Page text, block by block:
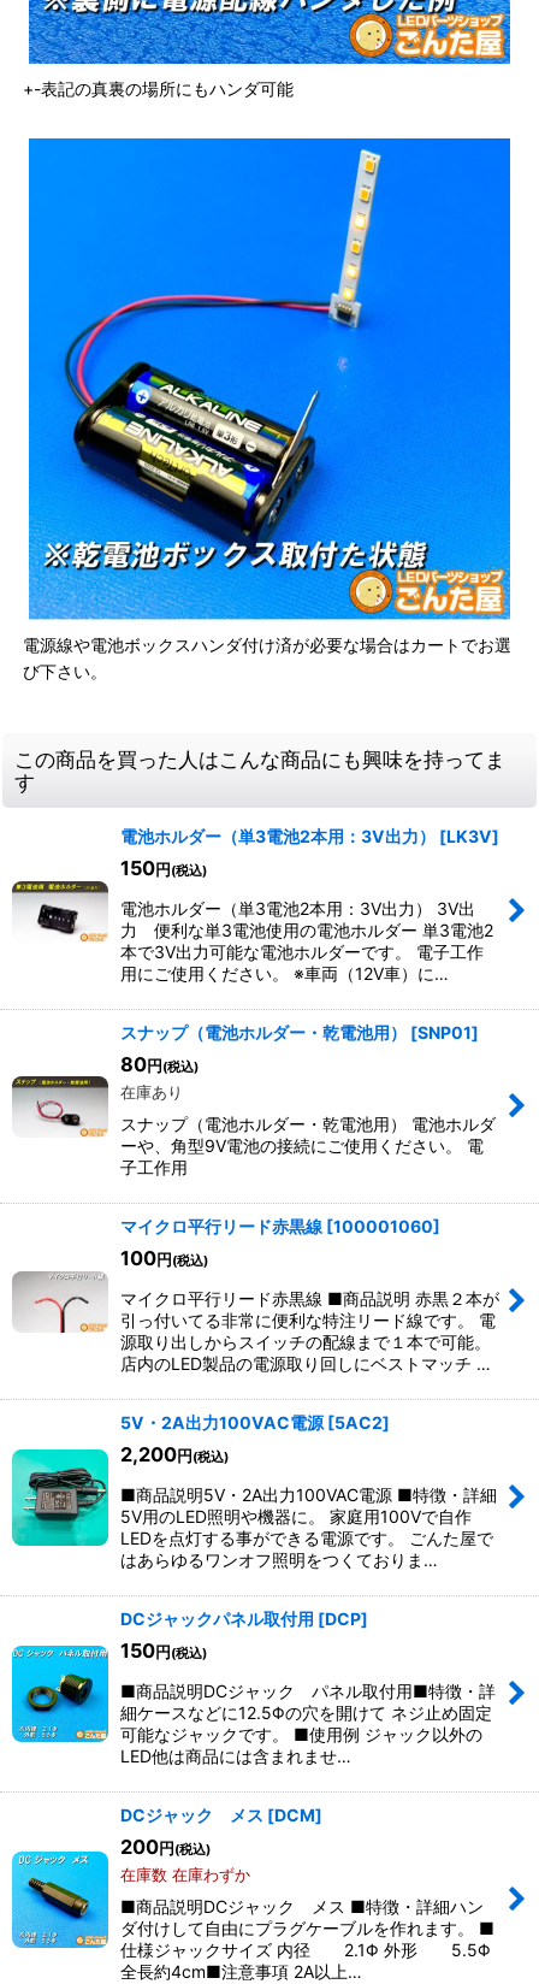
+-表記の真裏の場所にもハンダ可能
電源線や電池ボックスハンダ付け済が必要な場合はカートでお選
び下さい。
この商品を買った人はこんな商品にも興味を持ってま
す
電池ホルダー（単3電池2本用：3V出力） [LK3V]
150円 (税込)
電池ホルダー（単3電池2本用：3V出力） 3V出
力 便利な単3電池使用の電池ホルダー 単3電池2
本で3V出力可能な電池ホルダーです。 電子工作
用にご使用ください。 ※車両（12V車）に…
スナップ（電池ホルダー・乾電池用） [SNP01]
80円 (税込)
在庫あり
スナップ（電池ホルダー・乾電池用） 電池ホルダ
ーや、角型9V電池の接続にご使用ください。 電
子工作用
マイクロ平行リード赤黒線 [100001060]
100円 (税込)
マイクロ平行リード赤黒線 ■商品説明 赤黒２本が
引っ付いてる非常に便利な特注リード線です。 電
源取り出しからスイッチの配線まで１本で可能。
店内のLED製品の電源取り回しにベストマッチ …
5V・2A出力100VAC電源 [5AC2]
2,200円 (税込)
■商品説明5V・2A出力100VAC電源 ■特徴・詳細
5V用のLED照明や機器に。 家庭用100Vで自作
LEDを点灯する事ができる電源です。 ごんた屋で
はあらゆるワンオフ照明をつくておりま…
DCジャックパネル取付用 [DCP]
150円 (税込)
■商品説明DCジャック パネル取付用■特徴・詳
細ケースなどに12.5Φの穴を開けて ネジ止め固定
可能なジャックです。 ■使用例 ジャック以外の
LED他は商品には含まれませ…
DCジャック メス [DCM]
200円 (税込)
在庫数 在庫わずか
■商品説明DCジャック メス ■特徴・詳細ハン
ダ付けして自由にプラグケーブルを作れます。 ■
仕様ジャックサイズ 内径 2.1Φ 外形 5.5Φ
全長約4cm■注意事項 2A以上…